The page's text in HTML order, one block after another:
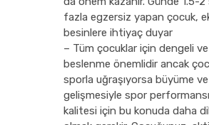
fazla egzersiz yapan çocuk,
besinlere ihtiyaç duyar
– Tüm çocuklar için dengeli
beslenme önemlidir ancak
sporla uğraşıyorsa büyüme ve
gelişmesiyle spor
kalitesi için bu konuda daha